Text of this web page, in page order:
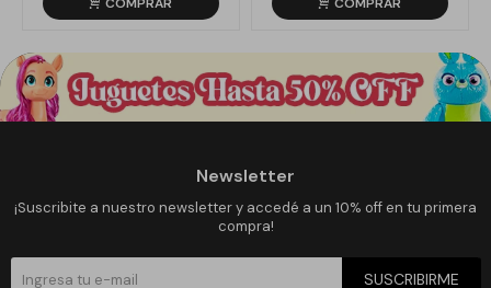
Newsletter
¡Suscribite a nuestro newsletter y accedé a un 10% off en tu primera
compra!
SUSCRIBIRME